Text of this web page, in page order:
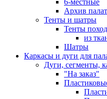
6-местные
Архив
Тенты и шатры
Тенты
из
Шатры
Каркасы и дуги для
Дуги, сегменты,
"На заказ"